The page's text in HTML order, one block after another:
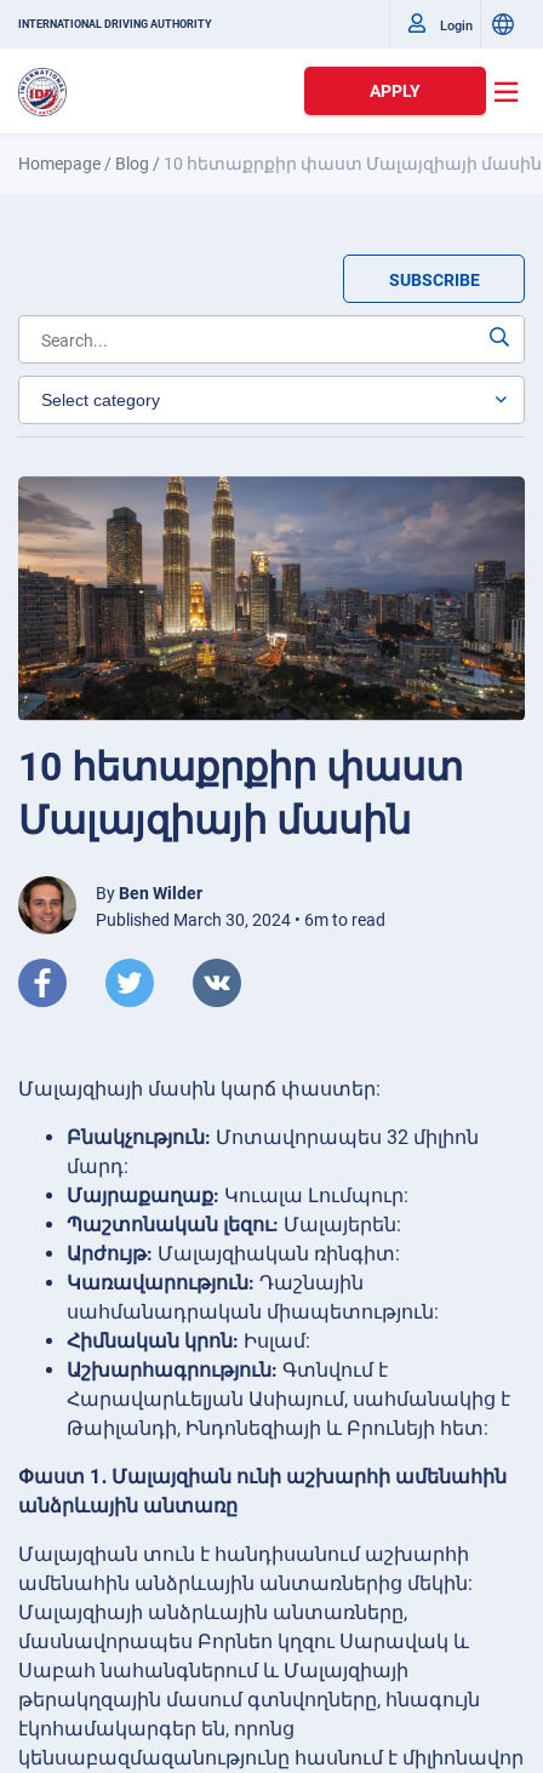
INTERNATIONAL DRIVING AUTHORITY Login
APPLY
Homepage / Blog / 10 հետաքրքիր փաստ Մալայզիայի մասին
SUBSCRIBE
10 հետաքրքիր փաստ
Մալայզիայի մասին
By Ben Wilder
Published March 30, 2024 • 6m to read
Մալայզիայի մասին կարճ փաստեր:
Բնակչություն: Մոտավորապես 32 միլիոն
մարդ:
Մայրաքաղաք: Կուալա Լումպուր:
Պաշտոնական լեզու: Մալայերեն:
Արժույթ: Մալայզիական ռինգիտ:
Կառավարություն: Դաշնային
սահմանադրական միապետություն:
Հիմնական կրոն: Իսլամ:
Աշխարհագրություն: Գտնվում է
Հարավարևելյան Ասիայում, սահմանակից է
Թաիլանդի, Ինդոնեզիայի և Բրունեյի հետ:
Փաստ 1․ Մալայզիան ունի աշխարհի ամենահին
անձրևային անտառը
Մալայզիան տուն է հանդիսանում աշխարհի
ամենահին անձրևային անտառներից մեկին:
Մալայզիայի անձրևային անտառները,
մասնավորապես Բորնեո կղզու Սարավակ և
Սաբահ նահանգներում և Մալայզիայի
թերակղզային մասում գտնվողները, հնագույն
էկոհամակարգեր են, որոնց
կենսաբազմազանությունը հասնում է միլիոնավոր